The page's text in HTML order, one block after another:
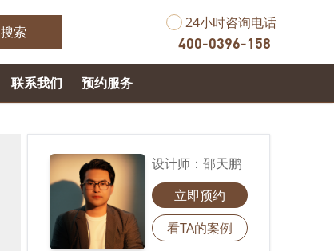
搜索
24小时咨询电话
400-0396-158
联系我们 预约服务
设计师： 邵天鹏
立即预约
看TA的案例